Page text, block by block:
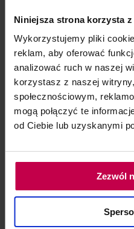
Niniejsza strona korzysta
Wykorzystujemy pliki
reklam, aby oferować
analizować ruch w naszej
korzystasz z naszej
społecznościowym,
mogą połączyć te
od Ciebie lub uzyskanymi
Zezwól
Kod: 85335
2, -2, - zł
do